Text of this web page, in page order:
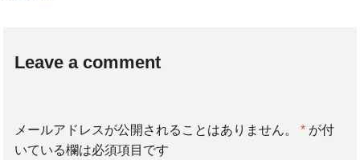
Leave a comment
メールアドレスが公開されることはありません。 *が付
いている欄は必須項目です